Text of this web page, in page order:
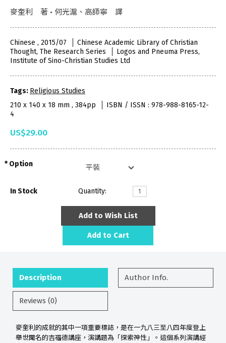
麥奎利 著 • 何光滬、高師寧 譯
Chinese , 2015/07
Chinese Academic Library of Christian
Thought, The Research Series
Logos and Pneuma Press,
Institute of Sino-Christian Studies Ltd
Tags: Religious Studies
210 x 140 x 18 mm , 384pp
ISBN / ISSN : 978-988-8165-12-
4
US$29.00
Option
In Stock Quantity:
Add to Wish List
Add to Cart
Description Author Info.
Reviews (0)
麥奎利的成就的其中一項重要標誌，是在一九八三至八四年度登上
舉世聞名的吉福德講座，演講題為「探索神性」。這個系列演講經